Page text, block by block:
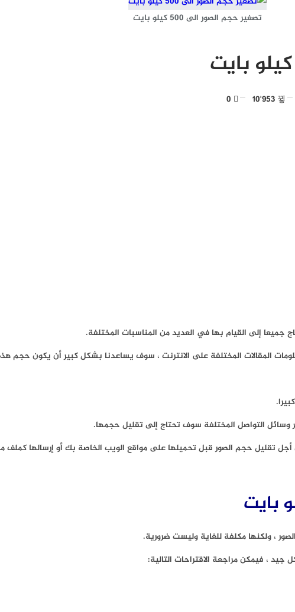
تصغير حجم الصور الى 500 كيلو بايت
المقالات المختلفة على الانترنت ، سوف يساعدنا بشكل كبير أن يكون حجم
وسائل التواصل المختلفة سوف تحتاج إلى تقليل حجمها.
تقليل حجم الصور قبل تحميلها على مواقع الويب الخاصة بك أو إرسالها كملف
، فيمكن مراجعة الاقتراحات التالية: